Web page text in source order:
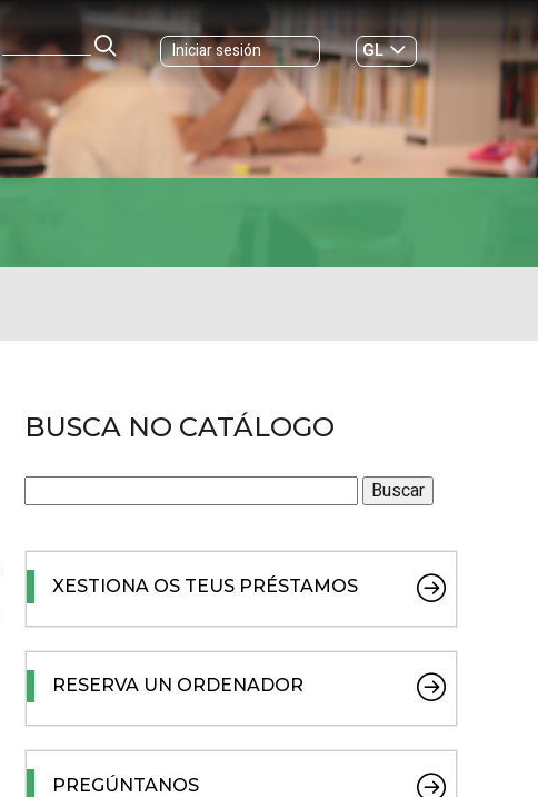
Iniciar sesión
GL
ES|
BUSCA NO CATÁLOGO
XESTIONA OS TEUS PRÉSTAMOS
RESERVA UN ORDENADOR
PREGÚNTANOS